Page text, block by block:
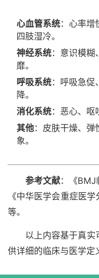
心血管系统：心率增
四肢湿冷。
神经系统：意识模糊
靡。
呼吸系统：呼吸急促
降。
消化系统：恶心、呕
其他：皮肤干燥、弹
象。
参考文献：《BMJ
《中华医学会重症医
等。
以上内容基于真
供详细的临床与医学定